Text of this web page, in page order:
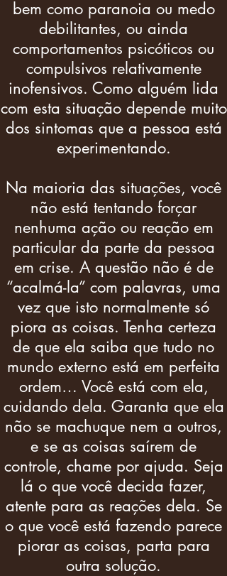
bem como paranoia ou medo
debilitantes, ou ainda
comportamentos psicóticos ou
compulsivos relativamente
inofensivos. Como alguém lida
com esta situação depende muito
dos sintomas que a pessoa está
experimentando.
Na maioria das situações, você
não está tentando forçar
nenhuma ação ou reação em
particular da parte da pessoa
em crise. A questão não é de
“acalmá-la” com palavras, uma
vez que isto normalmente só
piora as coisas. Tenha certeza
de que ela saiba que tudo no
mundo externo está em perfeita
ordem… Você está com ela,
cuidando dela. Garanta que ela
não se machuque nem a outros,
e se as coisas saírem de
controle, chame por ajuda. Seja
lá o que você decida fazer,
atente para as reações dela. Se
o que você está fazendo parece
piorar as coisas, parta para
outra solução.